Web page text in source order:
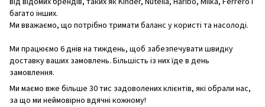
багато інших.
Ми вважаємо, що потрібно тримати баланс у користі та насолоді.
Ми працюємо 6 днів на тиждень, щоб забезпечувати швидку
доставку ваших замовлень. Більшість із них їде в день
замовлення.
Ми маємо вже більше 30 тис задоволених клієнтів, які обрали нас,
за що ми неймовірно вдячні кожному!